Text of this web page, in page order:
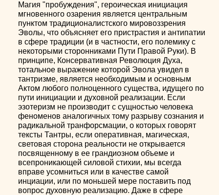
Магия "пробуждения", героическая инициация
мгновенного озарения является центральным
пунктом традиционалистского мировоззрения
Эволы, что объясняет его пристрастия и антипатии
в сфере традиции (и в частности, его полемику с
некоторыми сторонниками Пути Правой Руки). В
принципе, Консервативная Революция Духа,
тотальное выражение которой Эвола увидел в
тантризме, является необходимым и основным
Актом любого полноценного существа, идущего по
пути инициации и духовной реализации. Если
эзотеризм не производит с сущностью человека
феноменов аналогичных тому разрыву сознания и
радикальной транфорсмации, о которых говорят
тексты Тантры, если оперативная, магическая,
световая сторона реальности не открывается
посвященному в ее грандиозном объеме и
всепроникающей силовой стихии, мы всегда
вправе усомниться или в качестве самой
инциации, или по моньшей мере поставить под
вопрос духовную реализацию. Даже в сфере